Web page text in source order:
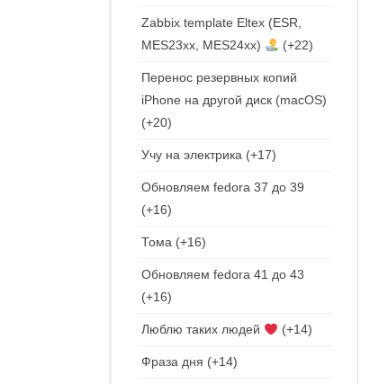
Zabbix template Eltex (ESR,
MES23xx, MES24xx)
+22
Перенос резервных копий
iPhone на другой диск (macOS)
+20
Учу на электрика +17
Обновляем fedora 37 до 39
+16
Тома +16
Обновляем fedora 41 до 43
+16
Люблю таких людей +14
Фраза дня +14